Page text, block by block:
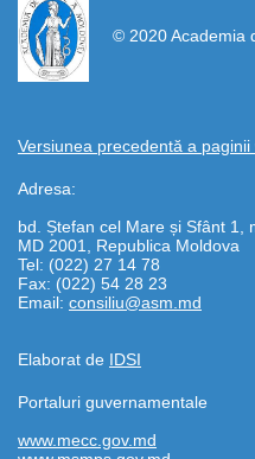
© 2020 Academia
Versiunea precedentă a paginii
Adresa:
bd. Ștefan cel Mare și Sfânt 1,
MD 2001, Republica Moldova
Tel: (022) 27 14 78
Fax: (022) 54 28 23
Email: consiliu@asm.md
Elaborat de IDSI
Portaluri guvernamentale
www.mecc.gov.md